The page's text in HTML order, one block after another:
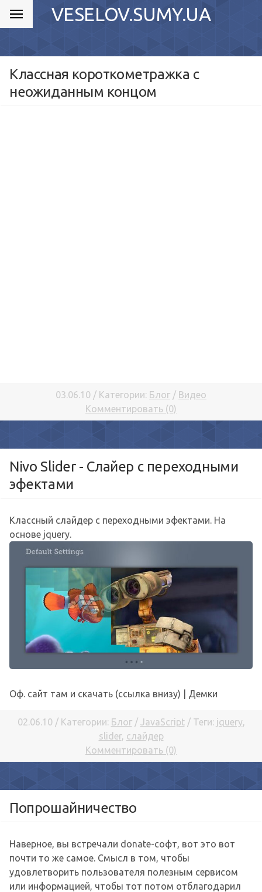
VESELOV.SUMY.UA
Классная короткометражка с
неожиданным концом
03.06.10 / Категории: Блог / Видео
Комментировать (0)
Nivo Slider - Слайер с переходными
эфектами
Классный слайдер с переходными эфектами. На
основе jquery.
Оф. сайт там и скачать (ссылка внизу) | Демки
02.06.10 / Категории: Блог/ JavaScript/ Теги: jquery,
slider, слайдер
Комментировать (0)
Попрошайничество
Наверное, вы встречали donate-софт, вот это вот
почти то же самое. Смысл в том, чтобы
удовлетворить пользователя полезным сервисом
или информацией, чтобы тот потом отблагодарил